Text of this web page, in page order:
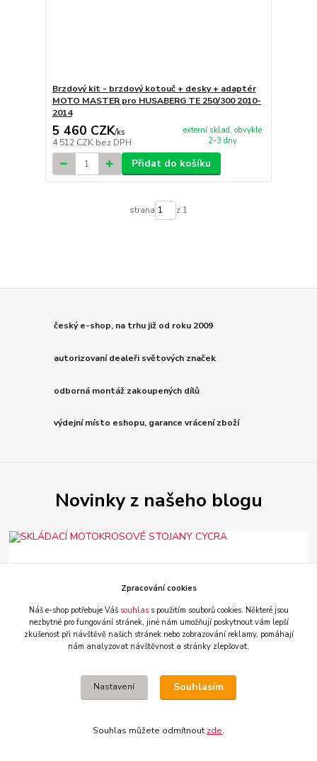
Brzdový kit - brzdový kotouč + desky + adaptér
MOTO MASTER pro HUSABERG TE 250/300 2010-
2014
5 460 CZK/ks
4 512 CZK bez DPH
externí sklad, obvykle
2-3 dny
Přidat do košíku
strana z 1
český e-shop, na trhu již od roku 2009
autorizovaní dealeři světových značek
odborná montáž zakoupených dílů
výdejní místo eshopu, garance vrácení zboží
Novinky z našeho blogu
SKLÁDACÍ MOTOKROSOVÉ STOJANY CYCRA
chytré řešení do dílny i na závody ....
Zpracování cookies
Náš e-shop potřebuje Váš souhlass použitím souborů cookies. Některé jsou
nezbytné pro fungování stránek, jiné nám umožňují poskytnout vám lepší
zkušenost při návštěvě našich stránek nebo zobrazování reklamy, pomáhají
nám analyzovat návštěvnost a stránky zlepšovat.
Nastavení Souhlasím
Souhlas můžete odmítnout zde.